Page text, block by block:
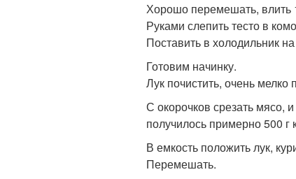
Хорошо перемешать, влить
Руками слепить тесто в
Поставить в холодильник
Готовим начинку.
Лук почистить, очень мелко
С окорочков срезать мясо,
получилось примерно 500 г
В емкость положить лук,
Перемешать.